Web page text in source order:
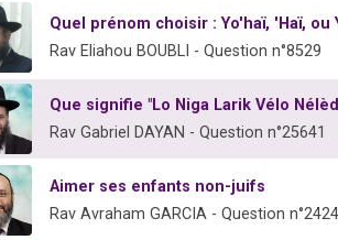
Quel prénom choisir : Yo'haï, 'Haï, ou
Rav Eliahou BOUBLI - Question n°8529
Que signifie "Lo Niga Larik Vélo
Rav Gabriel DAYAN - Question n°25641
Aimer ses enfants non-juifs
Rav Avraham GARCIA - Question